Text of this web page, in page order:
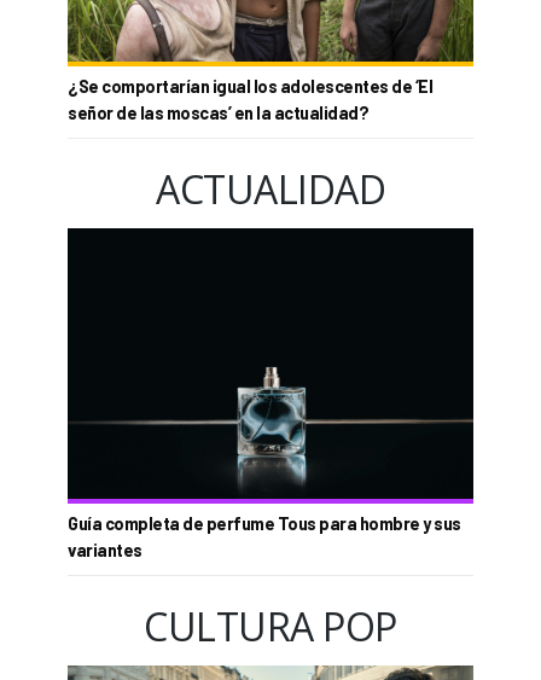
¿Se comportarían igual los adolescentes de ‘El
señor de las moscas’ en la actualidad?
ACTUALIDAD
Guía completa de perfume Tous para hombre y sus
variantes
CULTURA POP